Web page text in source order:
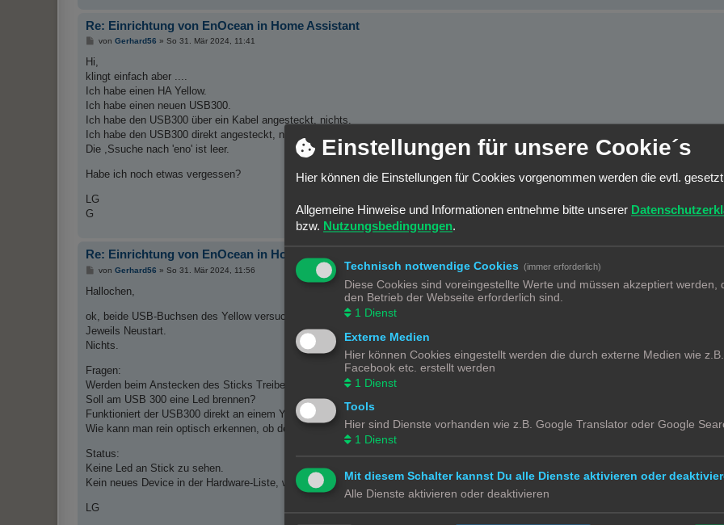
Re: Einrichtung von EnOcean in Home Assistant
B
t
r
a
von Gerhard56 » So 31. Mär 2024, 11:41
Hi,
klingt einfach aber ....
Ich habe einen HA Yellow.
Ich habe einen neuen USB300.
Ich habe den USB300 über ein Kabel angesteckt, nichts.
Ich habe den USB300 direkt angesteckt, nichts.
Die ,Ssuche nach 'eno' ist leer.
Habe ich noch etwas vergessen?
LG
G
Re: Einrichtung von EnOcean in Home Assistant
B
i
a
g
von Gerhard56 » So 31. Mär 2024, 11:56
Hallochen,
ok, beide USB-Buchsen des Yellow versucht.
Jeweils Neustart.
Nichts.
Fragen:
Werden beim Anstecken des Sticks Treiber installiert, wenn ja, wie lange dauert das (mobiles Internet) ungefähr?
Soll am USB 300 eine Led brennen?
Funktioniert der USB300 direkt an einem Yellow oder braucht es eine eigene Versorgung (Hub mit NT)?
Wie kann man rein optisch erkennen, ob der Stick funktioniert/versorgt wird?
Status:
Keine Led an Stick zu sehen.
Kein neues Device in der Hardware-Liste, weder mit Suche noch manueller Inspektion.
LG
Einstellungen für unsere Cookie´s
Hier können die Einstellungen für Cookies vorgenommen werden die evtl.
Allgemeine Hinweise und Informationen entnehme bitte unserer
bzw. Nutzungsbedingungen.
Technisch notwendige Cookies (immer erforderlich)
Diese Cookies sind voreingestellte Werte und müssen akzeptiert werden,
den Betrieb der Webseite erforderlich sind.
1 Dienst
Externe Medien
Hier können Cookies eingestellt werden die durch externe Medien wie z.B.
Facebook etc. erstellt werden
1 Dienst
Tools
Hier sind Dienste vorhanden wie z.B. Google Translator oder Google
1 Dienst
Mit diesem Schalter kannst Du alle Dienste aktivieren oder
Alle Dienste aktivieren oder deaktivieren